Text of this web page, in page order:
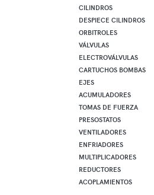
CILINDROS
DESPIECE CILINDROS
ORBITROLES
VÁLVULAS
ELECTROVÁLVULAS
CARTUCHOS BOMBAS
EJES
ACUMULADORES
TOMAS DE FUERZA
PRESOSTATOS
VENTILADORES
ENFRIADORES
MULTIPLICADORES
REDUCTORES
ACOPLAMIENTOS